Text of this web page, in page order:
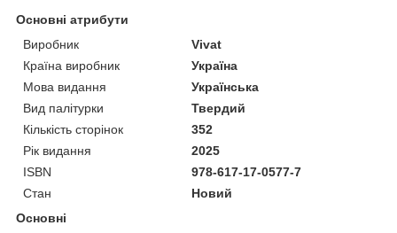
Основні атрибути
Виробник
Vivat
Країна виробник
Україна
Мова видання
Українська
Вид палітурки
Твердий
Кількість сторінок
352
Рік видання
2025
ISBN
978-617-17-0577-7
Стан
Новий
Основні